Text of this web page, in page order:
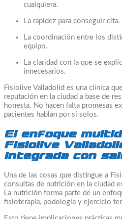
cualquiera.
La rapidez para conseguir cita.
La coordinación entre los
equipo.
La claridad con la que se
innecesarios.
Fisiolive Valladolid es una clínica
reputación en la ciudad a base de
honesta. No hacen falta promesas
pacientes hablan por sí solos.
El enfoque
Fisiolive
integrada con
Una de las cosas que distingue a
consultas de nutrición en la ciudad
La nutrición forma parte de un
fisioterapia, podología y ejercicio